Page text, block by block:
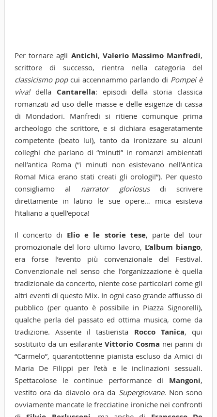
Per tornare agli Antichi, Valerio Massimo Manfredi,
scrittore di successo, rientra nella categoria del
classicismo popcui accennammo parlando di Pompei è
viva!della Cantarella: episodi della storia classica
romanzati ad uso delle masse e delle esigenze di cassa
di Mondadori. Manfredi si ritiene comunque prima
archeologo che scrittore, e si dichiara esageratamente
competente (beato lui), tanto da ironizzare su alcuni
colleghi che parlano di “minuti” in romanzi ambientati
nell’antica Roma (“i minuti non esistevano nell’Antica
Roma! Mica erano stati creati gli orologi!”). Per questo
consigliamo al narrator gloriosusdi scrivere
direttamente in latino le sue opere… mica esisteva
l’italiano a quell’epoca!
Il concerto di Elio e le storie tese, parte del tour
promozionale del loro ultimo lavoro, L’album biango,
era forse l’evento più convenzionale del Festival.
Convenzionale nel senso che l’organizzazione è quella
tradizionale da concerto, niente cose particolari come gli
altri eventi di questo Mix. In ogni caso grande afflusso di
pubblico (per quanto è possibile in Piazza Signorelli),
qualche perla del passato ed ottima musica, come da
tradizione. Assente il tastierista Rocco Tanica, qui
sostituito da un esilarante Vittorio Cosma nei panni di
“Carmelo”, quarantottenne pianista escluso da Amici di
Maria De Filippi per l’età e le inclinazioni sessuali.
Spettacolose le continue performance di Mangoni,
vestito ora da diavolo ora da Supergiovane. Non sono
ovviamente mancate le frecciatine ironiche nei confronti